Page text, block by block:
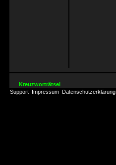
Kreuzworträtsel
Support Impressum Datenschutzerklärung